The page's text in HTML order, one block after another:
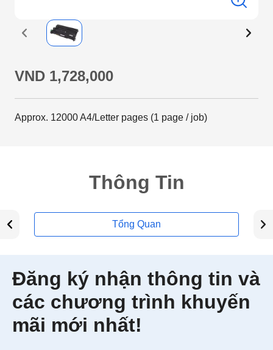
VND 1,728,000
Approx. 12000 A4/Letter pages (1 page / job)
Thông Tin
Tổng Quan
Đăng ký nhận thông tin và
các chương trình khuyến
mãi mới nhất!